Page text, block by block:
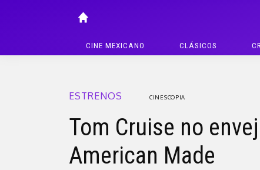
CINE MEXICANO CLÁSICOS
ESTRENOS CINESCOPIA
Tom Cruise no
American Made